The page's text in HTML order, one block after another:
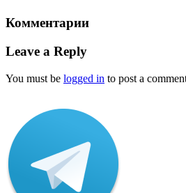
Комментарии
Leave a Reply
You must be logged in to post a